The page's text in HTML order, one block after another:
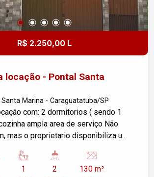
R$ 2.250,00 L
locação - Pontal Santa
Marina - Caraguatatuba/SP
com: 2 dormitorios ( sendo 1
ampla area de serviço Não
mas o proprietario disponibiliza um
maximo 2 ) Garantia locatícia:
ou caução No valor esta incluso
1 2 130 m²